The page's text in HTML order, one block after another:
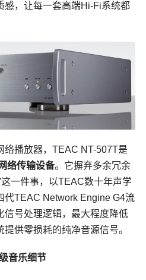
感，让每一套高端Hi-Fi系统都
络播放器，TEAC NT-507T是
络传输设备。它摒弃多余冗余
一件事，以TEAC数十年声学
代TEAC Network Engine G4流
信号处理逻辑，最大程度降低
供零损耗的纯净音源信号。
音乐细节